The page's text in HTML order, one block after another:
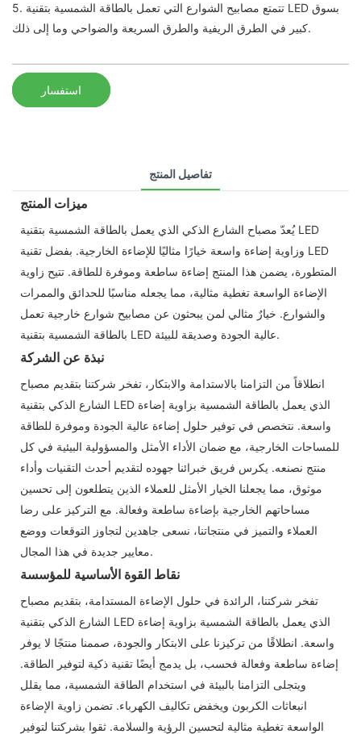
5. تتمتع مصابيح الشوارع التي تعمل بالطاقة الشمسية بتقنية LED بسوق
كبير في الطرق الريفية والطرق السريعة والضواحي وما إلى ذلك.
استفسار
تفاصيل المنتج
ميزات المنتج
يُعدّ مصباح الشارع الذكي الذي يعمل بالطاقة الشمسية بتقنية LED
وزاوية إضاءة واسعة خيارًا مثاليًا للإضاءة الخارجية. بفضل تقنية LED
المتطورة، يضمن هذا المنتج إضاءة ساطعة وموفرة للطاقة. تتيح زاوية
الإضاءة الواسعة تغطية مثالية، مما يجعله مناسبًا للحدائق والممرات
والشوارع. خيارٌ مثالي لمن يبحثون عن مصابيح شوارع خارجية تعمل
بالطاقة الشمسية بتقنية LED عالية الجودة وصديقة للبيئة.
نبذة عن الشركة
انطلاقاً من التزامنا بالاستدامة والابتكار، تفخر شركتنا بتقديم مصباح
الشارع الذكي بتقنية LED الذي يعمل بالطاقة الشمسية بزاوية إضاءة
واسعة. نتخصص في توفير حلول إضاءة عالية الجودة وموفرة للطاقة
للمساحات الخارجية، مع ضمان الأداء الأمثل والمسؤولية البيئية في كل
منتج نصنعه. يكرس فريق خبرائنا جهوده لتقديم أحدث التقنيات وأداء
موثوق، مما يجعلنا الخيار الأمثل للعملاء الذين يتطلعون إلى تحسين
مساحاتهم الخارجية بإضاءة ساطعة وفعالة. مع التركيز على رضا
العملاء والتميز في منتجاتنا، نسعى جاهدين لتجاوز التوقعات ووضع
معايير جديدة في هذا المجال.
نقاط القوة الأساسية للمؤسسة
تفخر شركتنا، الرائدة في حلول الإضاءة المستدامة، بتقديم مصباح
الشارع الذكي بتقنية LED الذي يعمل بالطاقة الشمسية بزاوية إضاءة
واسعة. انطلاقًا من تركيزنا على الابتكار والجودة، صممنا منتجًا لا يوفر
إضاءة ساطعة وفعالة فحسب، بل يدمج أيضًا تقنية ذكية لتوفير الطاقة.
ويتجلى التزامنا بالبيئة في استخدام الطاقة الشمسية، مما يقلل
انبعاثات الكربون ويخفض تكاليف الكهرباء. تضمن زاوية الإضاءة
الواسعة تغطية مثالية لتحسين الرؤية والسلامة. ثقوا بشركتنا لتوفير